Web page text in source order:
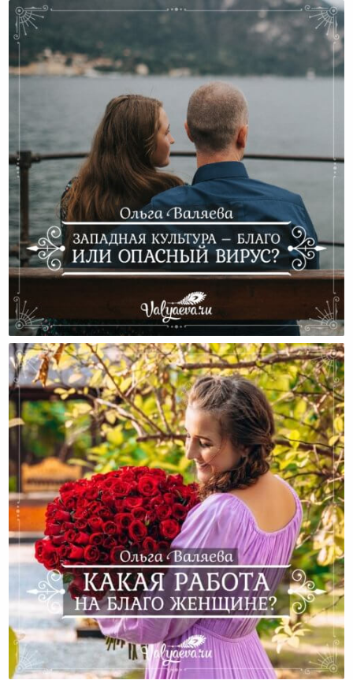
Западная Культура – Благо Или Опасный Вирус?
Какая Работа На Благо Женщине?